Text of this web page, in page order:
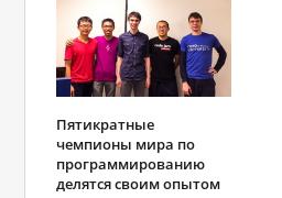
Пятикратные
чемпионы мира по
программированию
делятся своим опытом